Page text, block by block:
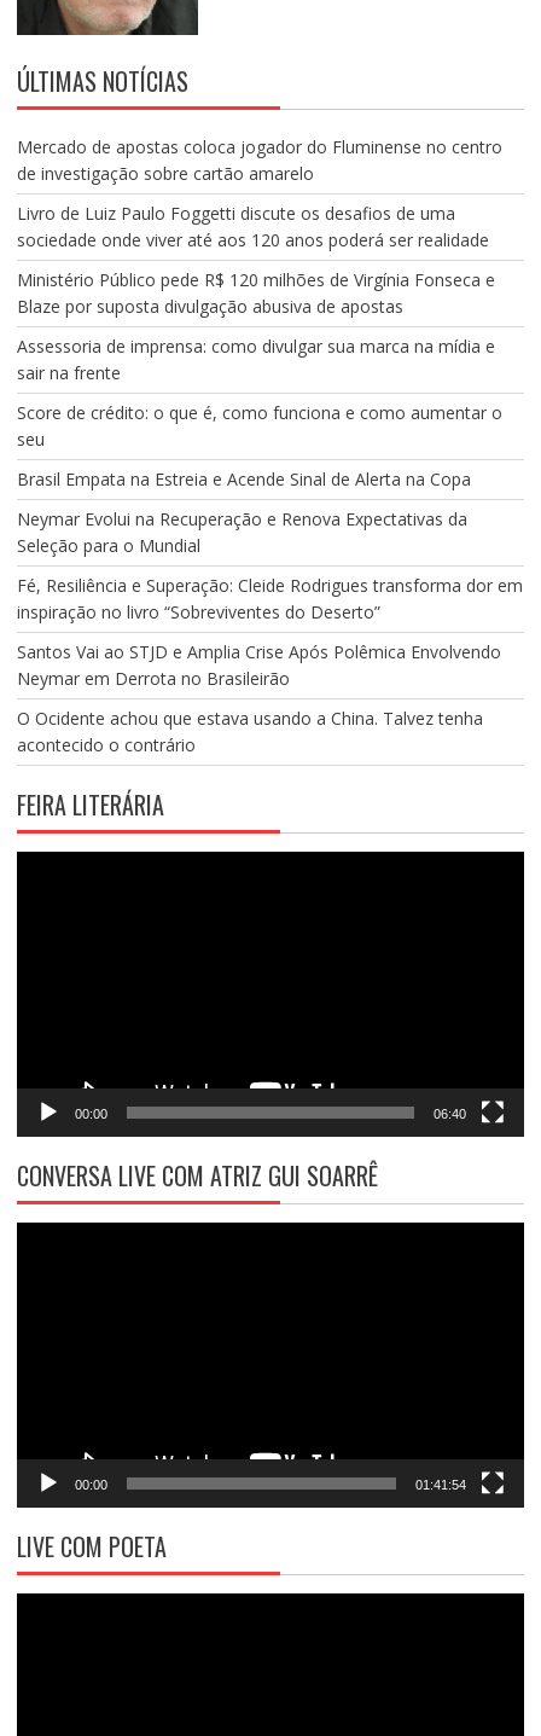
ÚLTIMAS NOTÍCIAS
Mercado de apostas coloca jogador do Fluminense no centro
de investigação sobre cartão amarelo
Livro de Luiz Paulo Foggetti discute os desafios de uma
sociedade onde viver até aos 120 anos poderá ser realidade
Ministério Público pede R$ 120 milhões de Virgínia Fonseca e
Blaze por suposta divulgação abusiva de apostas
Assessoria de imprensa: como divulgar sua marca na mídia e
sair na frente
Score de crédito: o que é, como funciona e como aumentar o
seu
Brasil Empata na Estreia e Acende Sinal de Alerta na Copa
Neymar Evolui na Recuperação e Renova Expectativas da
Seleção para o Mundial
Fé, Resiliência e Superação: Cleide Rodrigues transforma dor em
inspiração no livro “Sobreviventes do Deserto”
Santos Vai ao STJD e Amplia Crise Após Polêmica Envolvendo
Neymar em Derrota no Brasileirão
O Ocidente achou que estava usando a China. Talvez tenha
acontecido o contrário
FEIRA LITERÁRIA
00:00 06:40
CONVERSA LIVE COM ATRIZ GUI SOARRÊ
00:00 01:41:54
LIVE COM POETA